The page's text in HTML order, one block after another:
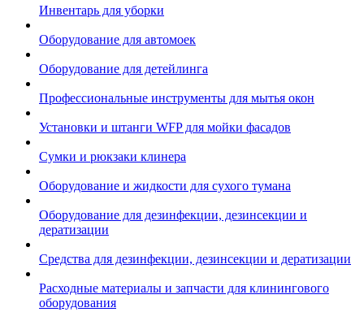
Инвентарь для уборки
Оборудование для автомоек
Оборудование для детейлинга
Профессиональные инструменты для мытья окон
Установки и штанги WFP для мойки фасадов
Сумки и рюкзаки клинера
Оборудование и жидкости для сухого тумана
Оборудование для дезинфекции, дезинсекции и
дератизации
Средства для дезинфекции, дезинсекции и дератизации
Расходные материалы и запчасти для клинингового
оборудования